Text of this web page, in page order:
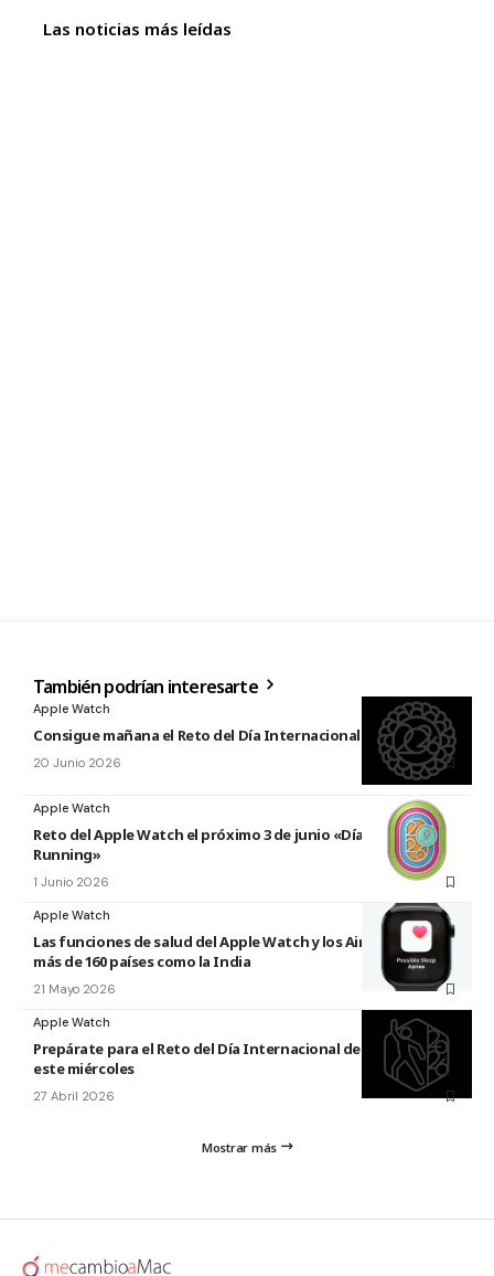
Las noticias más leídas
También podrían interesarte
Apple Watch
Consigue mañana el Reto del Día Internacional del Yoga 2026
20 Junio 2026
Apple Watch
Reto del Apple Watch el próximo 3 de junio «Día Mundial del
Running»
1 Junio 2026
Apple Watch
Las funciones de salud del Apple Watch y los AirPods llegan a
más de 160 países como la India
21 Mayo 2026
Apple Watch
Prepárate para el Reto del Día Internacional de la Danza 2026
este miércoles
27 Abril 2026
Mostrar más